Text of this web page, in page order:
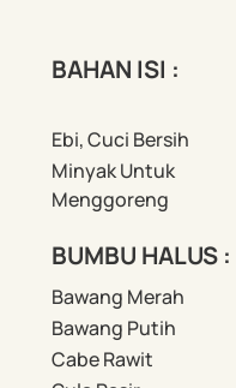
BAHAN ISI :
Ebi, Cuci Bersih
Minyak Untuk
Menggoreng
BUMBU HALUS :
Bawang Merah
Bawang Putih
Cabe Rawit